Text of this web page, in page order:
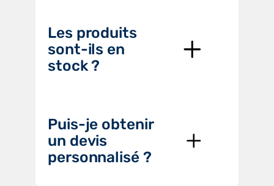
Les produits
sont-ils en
stock ?
Puis-je obtenir
un devis
personnalisé ?